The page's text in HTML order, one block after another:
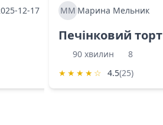
12-17 МММарина Мельник
Печінковий торт
90 хвилин
8
★ ★ ★ ★ ☆ 4.5(25)